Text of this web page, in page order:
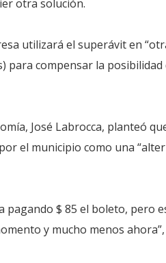
otra solución.
utilizará el superávit en
para compensar la posibilidad
José Labrocca, planteó
el municipio como una
pagando $ 85 el boleto, pero
y mucho menos